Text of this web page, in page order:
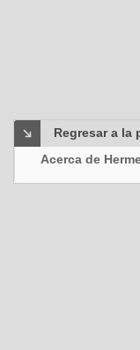
Regresar a la
Acerca de